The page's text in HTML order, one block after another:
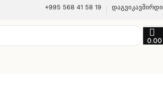
+995 568 41 58 19
0.00